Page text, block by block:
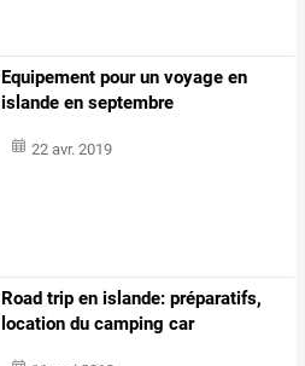
Equipement pour un voyage en
islande en septembre
22 avr. 2019
Road trip en islande: préparatifs,
location du camping car